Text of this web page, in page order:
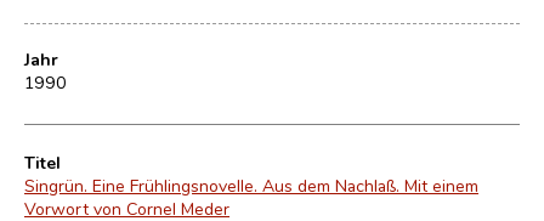
Jahr
1990
Titel
Singrün. Eine Frühlingsnovelle. Aus dem Nachlaß. Mit einem
Vorwort von Cornel Meder